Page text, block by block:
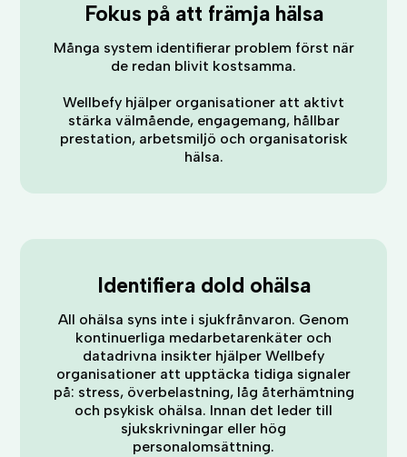
Fokus på att främja hälsa
Många system identifierar problem först när
de redan blivit kostsamma.
Wellbefy hjälper organisationer att aktivt
stärka välmående, engagemang, hållbar
prestation, arbetsmiljö och organisatorisk
hälsa.
Identifiera dold ohälsa
All ohälsa syns inte i sjukfrånvaron. Genom
kontinuerliga medarbetarenkäter och
datadrivna insikter hjälper Wellbefy
organisationer att upptäcka tidiga signaler
på: stress, överbelastning, låg återhämtning
och psykisk ohälsa. Innan det leder till
sjukskrivningar eller hög
personalomsättning.